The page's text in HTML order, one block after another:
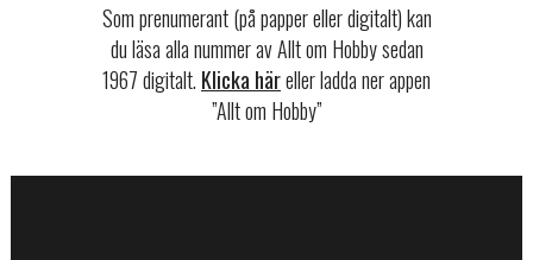
Som prenumerant (på papper eller digitalt) kan
du läsa alla nummer av Allt om Hobby sedan
1967 digitalt. Klicka häreller ladda ner appen
”Allt om Hobby”